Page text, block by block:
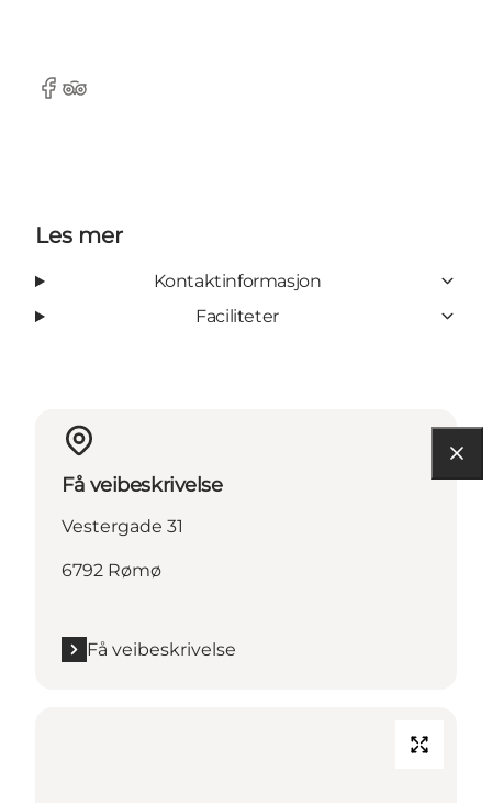
Facebook
Tripadvisor
Les mer
Kontaktinformasjon
Faciliteter
Få veibeskrivelse
Vestergade 31
6792 Rømø
Få veibeskrivelse